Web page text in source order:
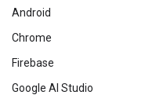
Android
Chrome
Firebase
Google AI Studio